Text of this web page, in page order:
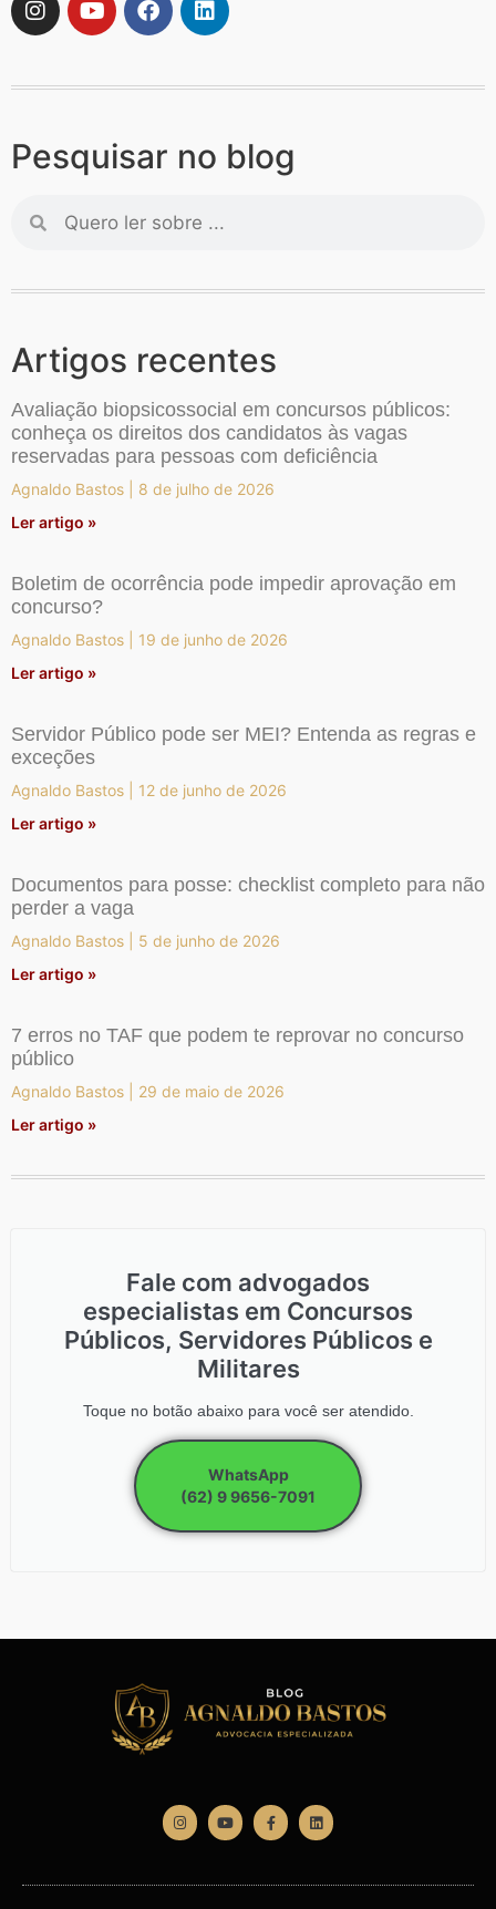
Pesquisar no blog
Artigos recentes
Avaliação biopsicossocial em concursos públicos:
conheça os direitos dos candidatos às vagas
reservadas para pessoas com deficiência
Agnaldo Bastos
8 de julho de 2026
Ler artigo »
Boletim de ocorrência pode impedir aprovação em
concurso?
Agnaldo Bastos
19 de junho de 2026
Ler artigo »
Servidor Público pode ser MEI? Entenda as regras e
exceções
Agnaldo Bastos
12 de junho de 2026
Ler artigo »
Documentos para posse: checklist completo para não
perder a vaga
Agnaldo Bastos
5 de junho de 2026
Ler artigo »
7 erros no TAF que podem te reprovar no concurso
público
Agnaldo Bastos
29 de maio de 2026
Ler artigo »
Fale com advogados
especialistas em Concursos
Públicos, Servidores Públicos e
Militares
Toque no botão abaixo para você ser atendido.
WhatsApp
(62) 9 9656-7091